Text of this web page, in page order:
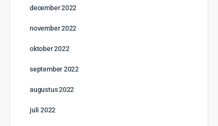
december 2022
november 2022
oktober 2022
september 2022
augustus 2022
juli 2022